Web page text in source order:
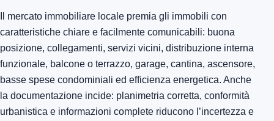
Il mercato immobiliare locale premia gli immobili con
caratteristiche chiare e facilmente comunicabili: buona
posizione, collegamenti, servizi vicini, distribuzione interna
funzionale, balcone o terrazzo, garage, cantina, ascensore,
basse spese condominiali ed efficienza energetica. Anche
la documentazione incide: planimetria corretta, conformità
urbanistica e informazioni complete riducono l’incertezza e